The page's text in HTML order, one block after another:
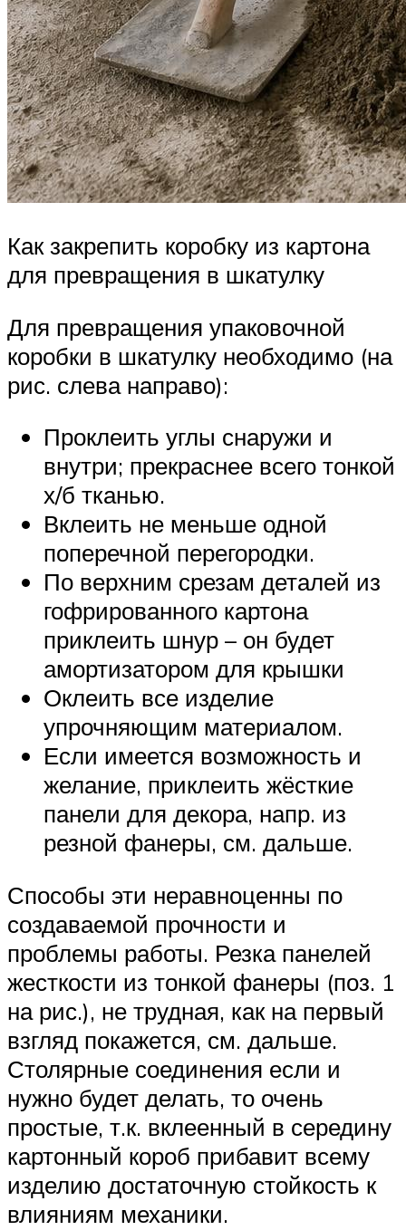
Как закрепить коробку из картона
для превращения в шкатулку
Для превращения упаковочной
коробки в шкатулку необходимо (на
рис. слева направо):
Проклеить углы снаружи и
внутри; прекраснее всего тонкой
х/б тканью.
Вклеить не меньше одной
поперечной перегородки.
По верхним срезам деталей из
гофрированного картона
приклеить шнур – он будет
амортизатором для крышки
Оклеить все изделие
упрочняющим материалом.
Если имеется возможность и
желание, приклеить жёсткие
панели для декора, напр. из
резной фанеры, см. дальше.
Способы эти неравноценны по
создаваемой прочности и
проблемы работы. Резка панелей
жесткости из тонкой фанеры (поз. 1
на рис.), не трудная, как на первый
взгляд покажется, см. дальше.
Столярные соединения если и
нужно будет делать, то очень
простые, т.к. вклеенный в середину
картонный короб прибавит всему
изделию достаточную стойкость к
влияниям механики.